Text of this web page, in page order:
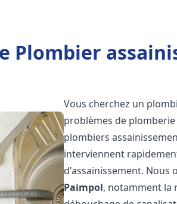
Plombier
Vous cherchez un
problèmes de
plombiers
interviennent
d'assainissement. Nous
Paimpol, notamment la